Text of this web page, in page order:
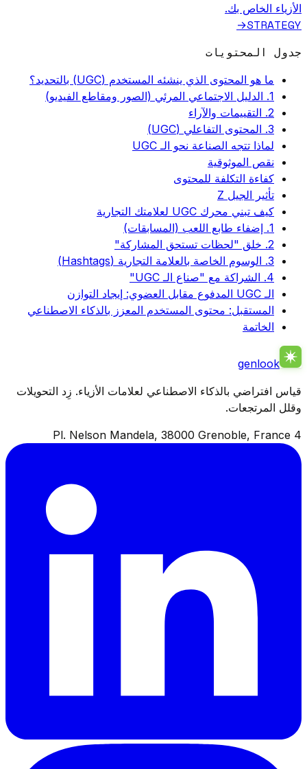
الأزياء الخاص بك.
STRATEGY
→
جدول المحتويات
ما هو المحتوى الذي ينشئه المستخدم (UGC) بالتحديد؟
1. الدليل الاجتماعي المرئي (الصور ومقاطع الفيديو)
2. التقييمات والآراء
3. المحتوى التفاعلي (UGC)
لماذا تتجه الصناعة نحو الـ UGC
نقص الموثوقية
كفاءة التكلفة للمحتوى
تأثير الجيل Z
كيف تبني محرك UGC لعلامتك التجارية
1. إضفاء طابع اللعب (المسابقات)
2. خلق "لحظات تستحق المشاركة"
3. الوسوم الخاصة بالعلامة التجارية (Hashtags)
4. الشراكة مع "صناع الـ UGC"
الـ UGC المدفوع مقابل العضوي: إيجاد التوازن
المستقبل: محتوى المستخدم المعزز بالذكاء الاصطناعي
الخاتمة
genlook
قياس افتراضي بالذكاء الاصطناعي لعلامات الأزياء. زِد التحويلات
وقلل المرتجعات.
4 Pl. Nelson Mandela, 38000 Grenoble, France